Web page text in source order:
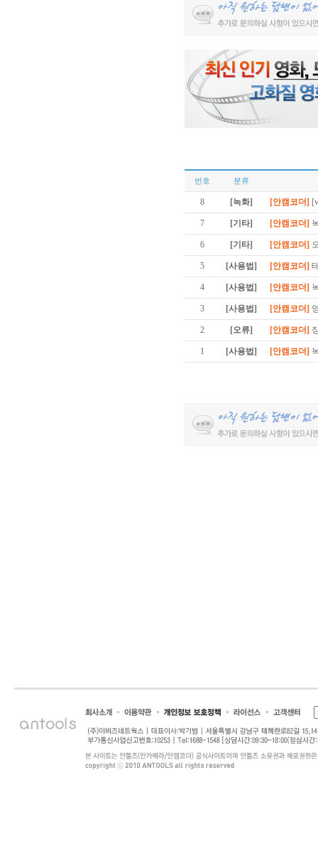
번호 분류
8 [녹화] [안캠코더]
7 [기타] [안캠코더]
6 [기타] [안캠코더]
5 [사용법] [안캠코더]
4 [사용법] [안캠코더]
3 [사용법] [안캠코더]
2 [오류] [안캠코더]
1 [사용법] [안캠코더]